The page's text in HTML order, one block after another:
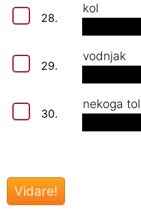
28.
kol
29.
vodnjak
30.
nekoga